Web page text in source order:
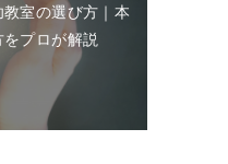
室の選び方｜本
プロが解説